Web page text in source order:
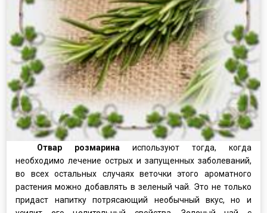
Отвар розмарина используют тогда, когда
необходимо лечение острых и запущенных заболеваний,
во всех остальных случаях веточки этого ароматного
растения можно добавлять в зеленый чай. Это не только
придаст напитку потрясающий необычный вкус, но и